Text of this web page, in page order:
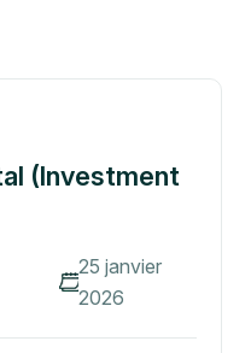
(Investment
25 janvier
2026